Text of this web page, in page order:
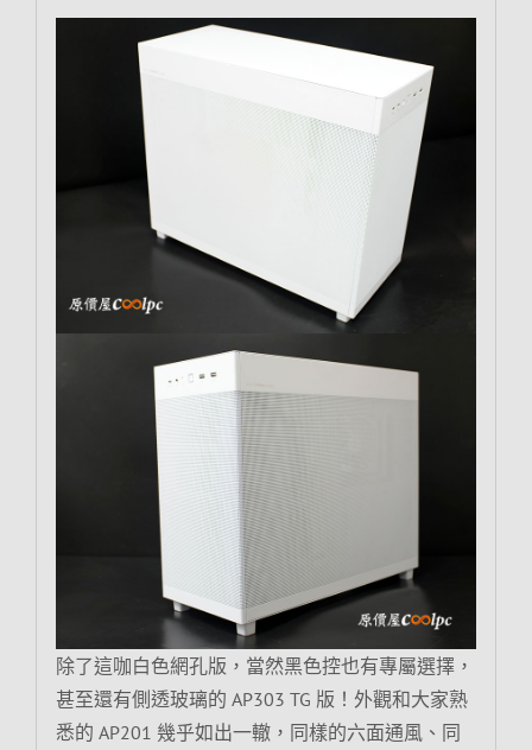
除了這咖白色網孔版，當然黑色控也有專屬選擇，
甚至還有側透玻璃的 AP303 TG 版！外觀和大家熟
悉的 AP201 幾乎如出一轍，同樣的六面通風、同